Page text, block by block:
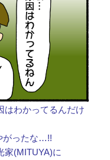
わかってるんだけ
がったな…!!
家(MITUYA)に